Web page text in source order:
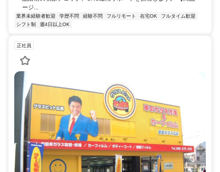
ージ...
業界未経験者歓迎 学歴不問 経験不問 フルリモート 在宅OK
フルタイム歓迎
シフト制
週4日以上OK
正社員